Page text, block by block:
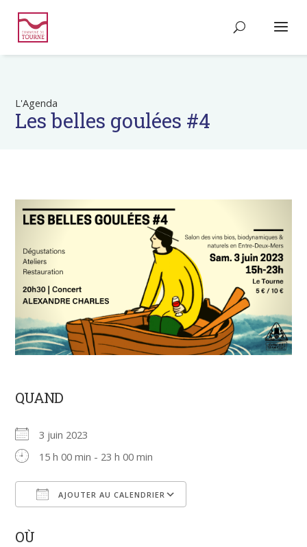
L'Agenda
Les belles goulées #4
QUAND
3 juin 2023
15 h 00 min - 23 h 00 min
AJOUTER AU CALENDRIER
OÙ